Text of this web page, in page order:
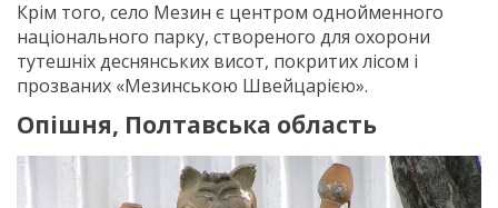
Крім того, село Мезин є центром однойменного
національного парку, створеного для охорони
тутешніх деснянських висот, покритих лісом і
прозваних «Мезинською Швейцарією».
Опішня, Полтавська область